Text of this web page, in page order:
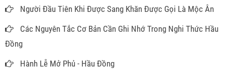
Người Đầu Tiên Khi Được Sang Khăn Được Gọi Là Mộc Ân
Các Nguyên Tắc Cơ Bản Cần Ghi Nhớ Trong Nghi Thức Hầu
Đồng
Hành Lễ Mở Phủ - Hầu Đồng